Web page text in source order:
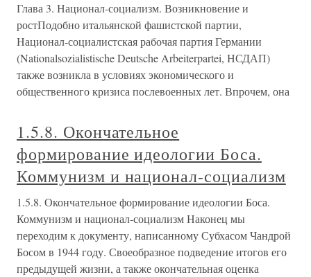
Глава 3. Национал-социализм. Возникновение и
ростПодобно итальянской фашистской партии,
Национал-социалистская рабочая партия Германии
(Nationalsozialistische Deutsche Arbeiterpartei, НСДАП)
также возникла в условиях экономического и
общественного кризиса послевоенных лет. Впрочем, она
1.5.8. Окончательное
формирование идеологии Боса.
Коммунизм и национал-социализм
1.5.8. Окончательное формирование идеологии Боса.
Коммунизм и национал-социализм Наконец мы
переходим к документу, написанному Субхасом Чандрой
Босом в 1944 году. Своеобразное подведение итогов его
предыдущей жизни, а также окончательная оценка